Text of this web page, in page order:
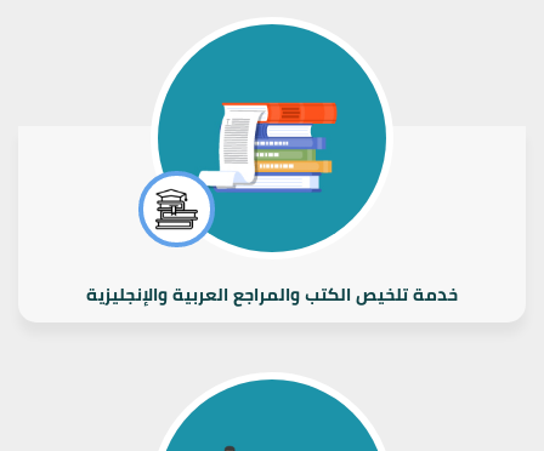
خدمة تلخيص الكتب والمراجع العربية والإنجليزية